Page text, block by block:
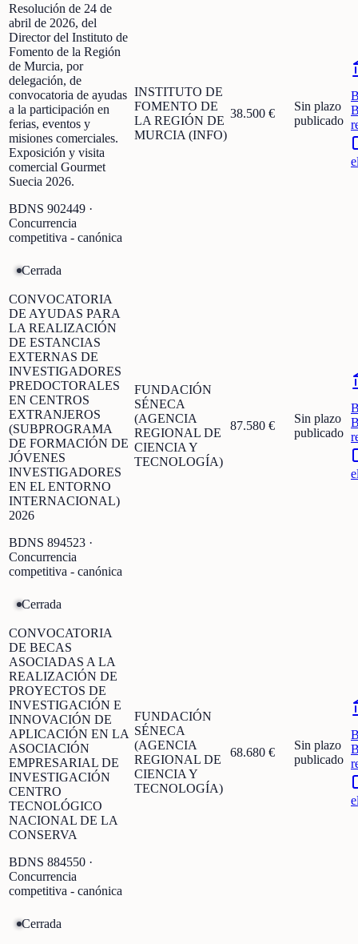
Resolución de 24 de
abril de 2026, del
Director del Instituto de
Fomento de la Región
de Murcia, por
delegación, de
convocatoria de ayudas
a la participación en
ferias, eventos y
misiones comerciales.
Exposición y visita
comercial Gourmet
Suecia 2026.
BDNS 902449 ·
Concurrencia
competitiva - canónica
INSTITUTO DE
FOMENTO DE
LA REGIÓN DE
MURCIA (INFO)
38.500 €
Sin plazo
publicado
Cerrada
CONVOCATORIA
DE AYUDAS PARA
LA REALIZACIÓN
DE ESTANCIAS
EXTERNAS DE
INVESTIGADORES
PREDOCTORALES
EN CENTROS
EXTRANJEROS
(SUBPROGRAMA
DE FORMACIÓN DE
JÓVENES
INVESTIGADORES
EN EL ENTORNO
INTERNACIONAL)
2026
BDNS 894523 ·
Concurrencia
competitiva - canónica
FUNDACIÓN
SÉNECA
(AGENCIA
REGIONAL DE
CIENCIA Y
TECNOLOGÍA)
87.580 €
Sin plazo
publicado
Cerrada
CONVOCATORIA
DE BECAS
ASOCIADAS A LA
REALIZACIÓN DE
PROYECTOS DE
INVESTIGACIÓN E
INNOVACIÓN DE
APLICACIÓN EN LA
ASOCIACIÓN
EMPRESARIAL DE
INVESTIGACIÓN
CENTRO
TECNOLÓGICO
NACIONAL DE LA
CONSERVA
BDNS 884550 ·
Concurrencia
competitiva - canónica
FUNDACIÓN
SÉNECA
(AGENCIA
REGIONAL DE
CIENCIA Y
TECNOLOGÍA)
68.680 €
Sin plazo
publicado
Cerrada